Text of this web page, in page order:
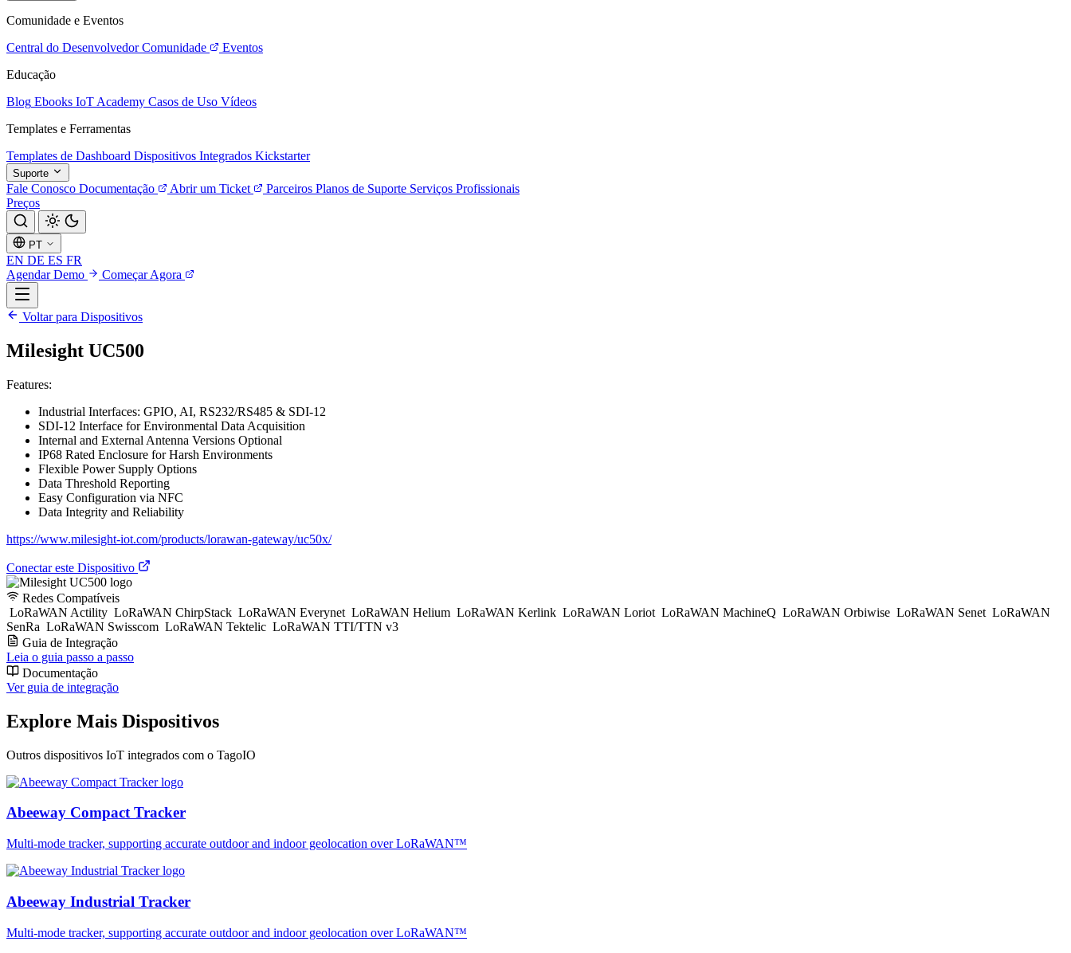
Comunidade e Eventos
Central do Desenvolvedor Comunidade
Eventos
Educação
Blog Ebooks IoT Academy Casos de Uso Vídeos
Templates e Ferramentas
Templates de Dashboard Dispositivos Integrados Kickstarter
Suporte
Fale Conosco Documentação Abrir um Ticket Parceiros Planos de Suporte Serviços Profissionais
Preços
PT
EN DE ES FR
Agendar Demo
Começar Agora
Voltar para Dispositivos
Milesight UC500
Features:
Industrial Interfaces: GPIO, AI, RS232/RS485 & SDI-12
SDI-12 Interface for Environmental Data Acquisition
Internal and External Antenna Versions Optional
IP68 Rated Enclosure for Harsh Environments
Flexible Power Supply Options
Data Threshold Reporting
Easy Configuration via NFC
Data Integrity and Reliability
https://www.milesight-iot.com/products/lorawan-gateway/uc50x/
Conectar este Dispositivo
Redes Compatíveis
LoRaWAN Actility LoRaWAN ChirpStack LoRaWAN Everynet LoRaWAN Helium LoRaWAN Kerlink LoRaWAN Loriot LoRaWAN MachineQ LoRaWAN Orbiwise LoRaWAN Senet LoRaWAN
SenRa LoRaWAN Swisscom LoRaWAN Tektelic LoRaWAN TTI/TTN v3
Guia de Integração
Leia o guia passo a passo
Documentação
Ver guia de integração
Explore Mais Dispositivos
Outros dispositivos IoT integrados com o TagoIO
Abeeway Compact Tracker
Multi-mode tracker, supporting accurate outdoor and indoor geolocation over LoRaWAN™
Abeeway Industrial Tracker
Multi-mode tracker, supporting accurate outdoor and indoor geolocation over LoRaWAN™